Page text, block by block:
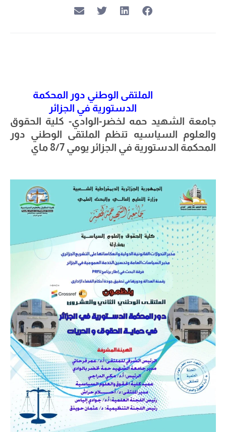
الملتقى الوطني دور المحكمة
الدستورية في الجزائر
جامعة الشهيد حمه لخضر-الوادي- كلية الحقوق
والعلوم السياسيه تنظم الملتقى الوطني دور
المحكمة الدستورية في الجزائر يومي 8/7 ماي